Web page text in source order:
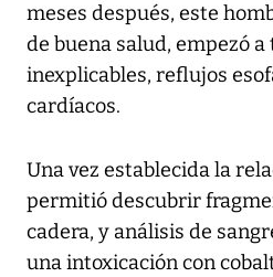
meses después, este
de buena salud, empezó
inexplicables, reflujos
cardíacos.
Una vez establecida la
permitió descubrir
cadera, y análisis de
una intoxicación con